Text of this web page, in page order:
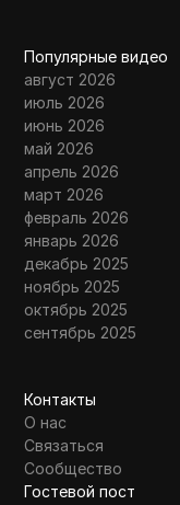
Популярные видео
август 2026
июль 2026
июнь 2026
май 2026
апрель 2026
март 2026
февраль 2026
январь 2026
декабрь 2025
ноябрь 2025
октябрь 2025
сентябрь 2025
Контакты
О нас
Связаться
Сообщество
Гостевой пост